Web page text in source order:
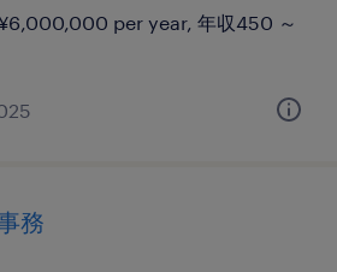
per year, 年収450 ～
務